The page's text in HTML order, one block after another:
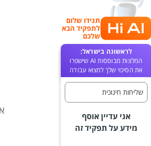
תגידו שלום
לתפקיד הבא
שלכם
לראשונה בישראל:
המלצות מבוססות AI שישפרו
את הסיכוי שלך למצוא עבודה
שליחות חינוכית
אני עדיין אוסף
מידע על תפקיד זה